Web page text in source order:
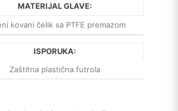
MATERIJAL GLAVE:
kovani čelik sa PTFE premazom
ISPORUKA:
Zaštitna plastična futrola